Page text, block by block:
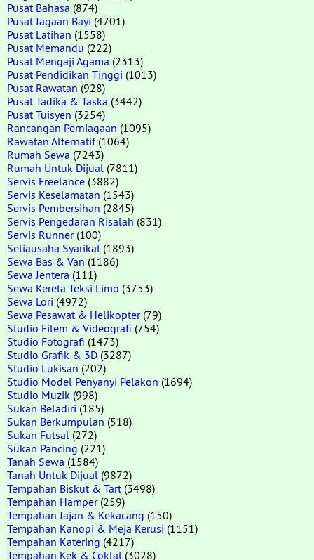
Pusat Bahasa (874)
Pusat Jagaan Bayi (4701)
Pusat Latihan (1558)
Pusat Memandu (222)
Pusat Mengaji Agama (2313)
Pusat Pendidikan Tinggi (1013)
Pusat Rawatan (928)
Pusat Tadika & Taska (3442)
Pusat Tuisyen (3254)
Rancangan Perniagaan (1095)
Rawatan Alternatif(1064)
Rumah Sewa (7243)
Rumah Untuk Dijual (7811)
Servis Freelance (3882)
Servis Keselamatan (1543)
Servis Pembersihan (2845)
Servis Pengedaran Risalah (831)
Servis Runner(100)
Setiausaha Syarikat (1893)
Sewa Bas & Van (1186)
Sewa Jentera (111)
Sewa Kereta Teksi Limo (3753)
Sewa Lori (4972)
Sewa Pesawat & Helikopter(79)
Studio Filem & Videografi (754)
Studio Fotografi (1473)
Studio Grafik & 3D (3287)
Studio Lukisan (202)
Studio Model Penyanyi Pelakon (1694)
Studio Muzik (998)
Sukan Beladiri (185)
Sukan Berkumpulan (518)
Sukan Futsal (272)
Sukan Pancing (221)
Tanah Sewa (1584)
Tanah Untuk Dijual (9872)
Tempahan Biskut & Tart (3498)
Tempahan Hamper(259)
Tempahan Jajan & Kekacang (150)
Tempahan Kanopi & Meja Kerusi (1151)
Tempahan Katering (4217)
Tempahan Kek & Coklat (3028)